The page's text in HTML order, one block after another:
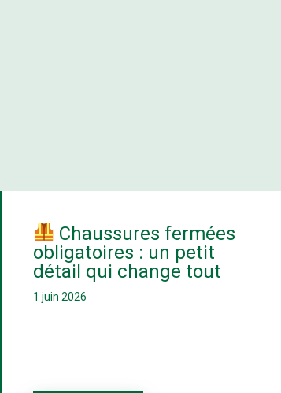
Chaussures fermées
obligatoires : un petit
détail qui change tout
1 juin 2026